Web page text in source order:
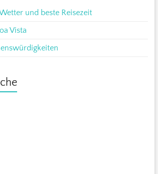
und beste Reisezeit
Vista